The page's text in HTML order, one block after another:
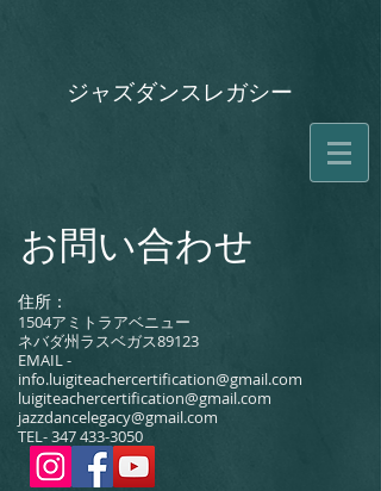
ジャズダンスレガシー
お問い合わせ
住所：
1504アミトラアベニュー
ネバダ州ラスベガス89123
EMAIL -
info.luigiteachercertification@gmail.com
luigiteachercertification@gmail.com
jazzdancelegacy@gmail.com
TEL-347 433-3050